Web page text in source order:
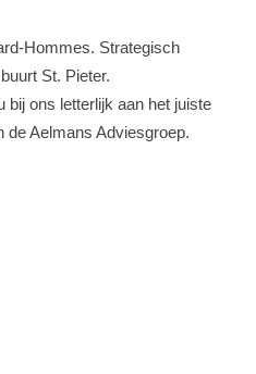
Hommes. Strategisch
St. Pieter.
bij ons letterlijk aan het juiste
de Aelmans Adviesgroep.